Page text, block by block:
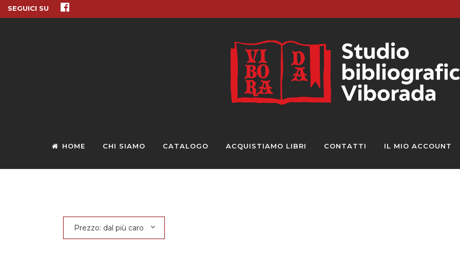
SEGUICI SU
HOME CHI SIAMO CATALOGO ACQUISTIAMO LIBRI CONTATTI IL MIO ACCOUNT
Prezzo: dal più caro